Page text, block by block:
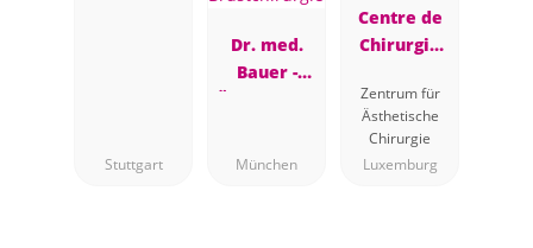
Stuttgart
Dr. med.
Bauer -
gie
München
Centre de
Chirurgie
Esthétique
Dr Assassi
Zentrum für
Ästhetische
Chirurgie
Luxemburg